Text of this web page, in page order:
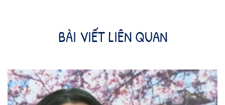
BÀI VIẾT LIÊN QUAN